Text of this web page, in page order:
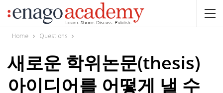
Home Questions
새로운 학위논문(thesis)
아이디어를 어떻게 낼 수